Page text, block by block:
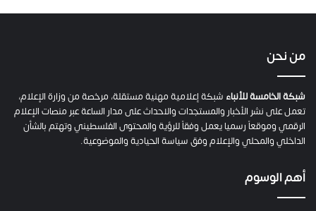
من نحن
شبكة الخامسة للأنباء شبكة إعلامية مهنية مستقلة، مرخصة من وزارة الإعلام،
تعمل على نشر الأخبار والمستجدات والاحداث على مدار الساعة عبر منصات الإعلام
الرقمي وموقعاً رسميا يعمل وفقاً للرؤية والمحتوى الفلسطيني وتهتم بالشأن
الداخلي والمحلي والإعلام وفق سياسة الحيادية والموضوعية.
أهم الوسوم